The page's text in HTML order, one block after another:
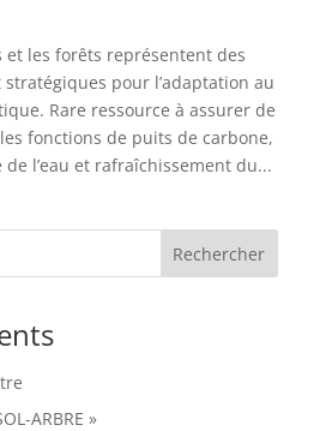
et les forêts représentent des
pour l’adaptation au
Rare ressource à assurer de
fonctions de puits de carbone,
l’eau et rafraîchissement du...
ARBRE »